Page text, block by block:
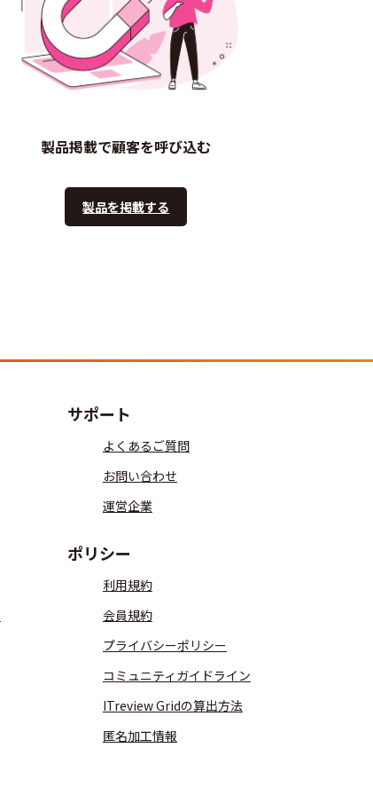
製品掲載で顧客を呼び込む
製品を掲載する
サポート
よくあるご質問
お問い合わせ
運営企業
ポリシー
利用規約
会員規約
プライバシーポリシー
コミュニティガイドライン
ITreview Gridの算出方法
匿名加工情報